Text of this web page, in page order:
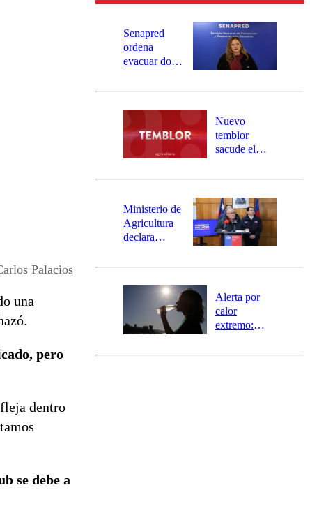
Palacios
una
pero
dentro
se debe a
Senapred
ordena
evacuar dos
Carahue por
río Damas:
activa
mensajería
SAE
Nuevo
temblor
sacude el
revisa la
epicentro
Ministerio de
Agricultura
declara
agrícola para
Alerta por
calor
extremo:
activa Alerta